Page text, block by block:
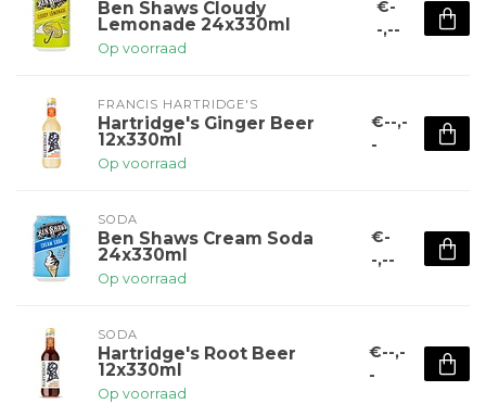
Ben Shaws Cloudy
Lemonade 24x330ml
Op voorraad
€-
-,--
FRANCIS HARTRIDGE'S
Hartridge's Ginger Beer
12x330ml
Op voorraad
€--,-
-
SODA
Ben Shaws Cream Soda
24x330ml
Op voorraad
€-
-,--
SODA
Hartridge's Root Beer
12x330ml
Op voorraad
€--,-
-